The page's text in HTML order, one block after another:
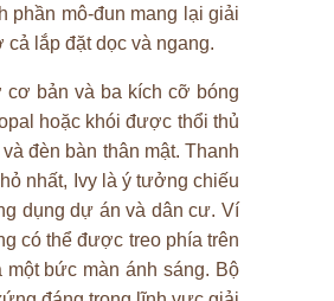
phần mô-đun mang lại giải
cả lắp đặt dọc và ngang.
bản và ba kích cỡ bóng
hoặc khói được thổi thủ
đèn bàn thân mật. Thanh
nhất, Ivy là ý tưởng chiếu
dụng dự án và dân cư. Ví
có thể được treo phía trên
bức màn ánh sáng. Bộ